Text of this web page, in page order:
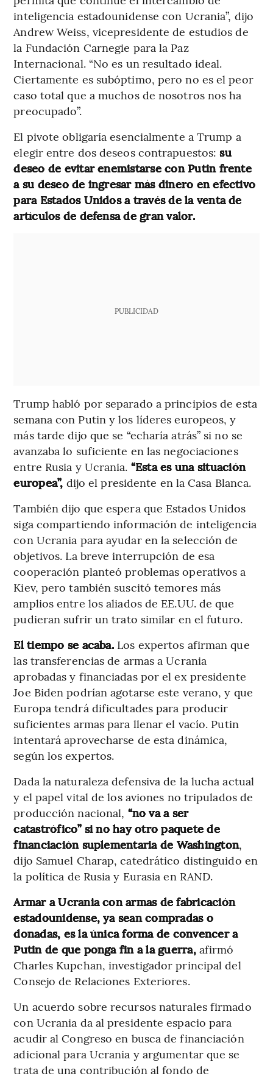
inteligencia estadounidense con Ucrania”, dijo
Andrew Weiss, vicepresidente de estudios de
la Fundación Carnegie para la Paz
Internacional. “No es un resultado ideal.
Ciertamente es subóptimo, pero no es el peor
caso total que a muchos de nosotros nos ha
preocupado”.
El pivote obligaría esencialmente a Trump a
elegir entre dos deseos contrapuestos: su
deseo de evitar enemistarse con Putin frente
a su deseo de ingresar más dinero en efectivo
para Estados Unidos a través de la venta de
artículos de defensa de gran valor.
PUBLICIDAD
Trump habló por separado a principios de esta
semana con Putin y los líderes europeos, y
más tarde dijo que se “echaría atrás” si no se
avanzaba lo suficiente en las negociaciones
entre Rusia y Ucrania. “Esta es una situación
europea”, dijo el presidente en la Casa Blanca.
También dijo que espera que Estados Unidos
siga compartiendo información de inteligencia
con Ucrania para ayudar en la selección de
objetivos. La breve interrupción de esa
cooperación planteó problemas operativos a
Kiev, pero también suscitó temores más
amplios entre los aliados de EE.UU. de que
pudieran sufrir un trato similar en el futuro.
El tiempo se acaba. Los expertos afirman que
las transferencias de armas a Ucrania
aprobadas y financiadas por el ex presidente
Joe Biden podrían agotarse este verano, y que
Europa tendrá dificultades para producir
suficientes armas para llenar el vacío. Putin
intentará aprovecharse de esta dinámica,
según los expertos.
Dada la naturaleza defensiva de la lucha actual
y el papel vital de los aviones no tripulados de
producción nacional, “no va a ser
catastrófico” si no hay otro paquete de
financiación suplementaria de Washington,
dijo Samuel Charap, catedrático distinguido en
la política de Rusia y Eurasia en RAND.
Armar a Ucrania con armas de fabricación
estadounidense, ya sean compradas o
donadas, es la única forma de convencer a
Putin de que ponga fin a la guerra,afirmó
Charles Kupchan, investigador principal del
Consejo de Relaciones Exteriores.
Un acuerdo sobre recursos naturales firmado
con Ucrania da al presidente espacio para
acudir al Congreso en busca de financiación
adicional para Ucrania y argumentar que se
trata de una contribución al fondo de